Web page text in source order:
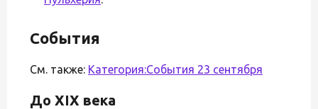
События
См. также: Категория:События 23 сентября
До XIX века